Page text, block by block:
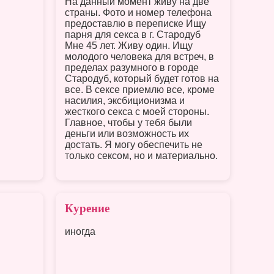
страны. Фото и номер телефона
предоставлю в переписке Ищу
парня для секса в г. Стародуб
Мне 45 лет. Живу один. Ищу
молодого человека для встреч, в
пределах разумного в городе
Стародуб, который будет готов на
все. В сексе приемлю все, кроме
насилия, эксбиционизма и
жесткого секса с моей стороны.
Главное, чтобы у тебя были
деньги или возможность их
достать. Я могу обеспечить не
только сексом, но и материально.
Курение
иногда